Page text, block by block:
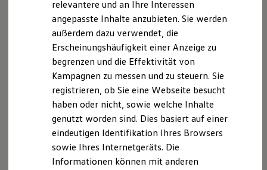
E-Auto-Förderung
Software und Konnektivität
Die ID. Software 6
ID. Software Versionen und Updates
Digitale Extras
Schnittstellen zu Ihrem ID.
Hybridautos
Marke und Erlebnis
Volkswagen R und R Experience
R-Modelle
R Experience
Driving Experience
Volkswagen entdecken
Werkbesichtigung
Lifestyle Shop
vorbenannten Unternehmen jeweils an einem
Streitbeilegungsverfahren teilnehmen werden, ist:
‍Allgemeine Verbraucherschlichtungsstelle des
Zentrums für Schlichtung e.V.
‍Straßburger Str. 8
77694 Kehl
Telefon +49 7851 79579 40
Telefax +49 7851 79579 41
Internet
www.verbraucher-schlichter.deE-
relevantere und an Ihre Interessen
angepasste Inhalte anzubieten. Sie werden
außerdem dazu verwendet, die
Erscheinungshäufigkeit einer Anzeige zu
begrenzen und die Effektivität von
Kampagnen zu messen und zu steuern. Sie
registrieren, ob Sie eine Webseite besucht
haben oder nicht, sowie welche Inhalte
genutzt worden sind. Dies basiert auf einer
eindeutigen Identifikation Ihres Browsers
sowie Ihres Internetgeräts. Die
Informationen können mit anderen